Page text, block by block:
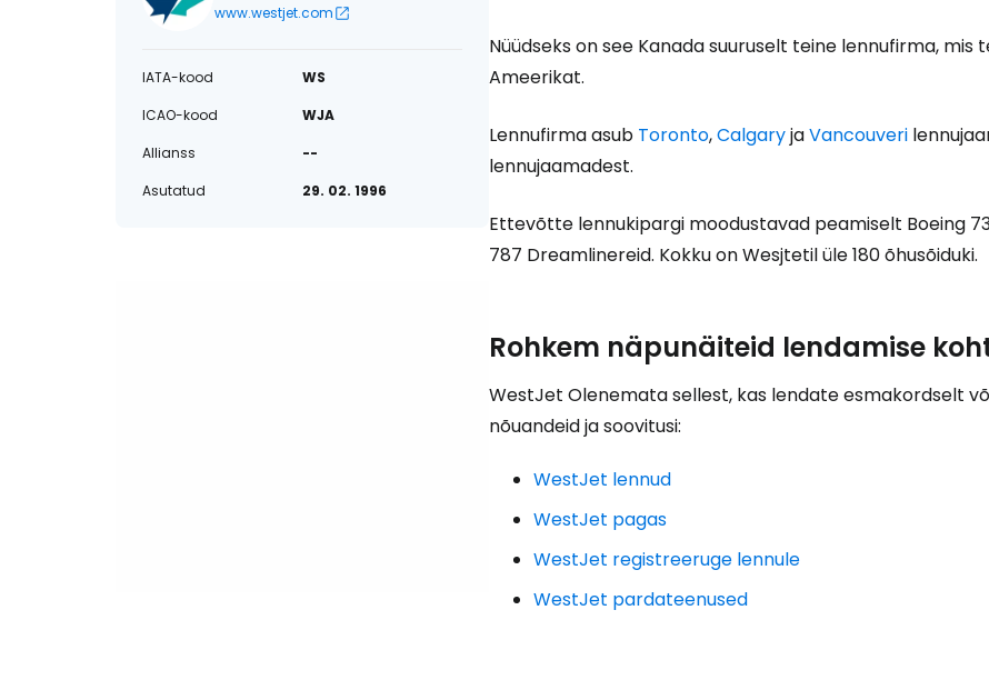
www.westjet.com
IATA-kood
WS
ICAO-kood
WJA
Allianss
--
Asutatud
29. 02. 1996
Nüüdseks on see Kanada suuruselt teine lennufirma,
Ameerikat.
Lennufirma asub Toronto,CalgaryjaVancouveri
lennujaamadest.
Ettevõtte lennukipargi moodustavad peamiselt Boeing
787 Dreamlinereid. Kokku on Wesjtetil üle 180 õhusõiduki.
Rohkem näpunäiteid lendamise
WestJet Olenemata sellest, kas lendate esmakordselt
nõuandeid ja soovitusi:
WestJet lennud
WestJet pagas
WestJet registreeruge lennule
WestJet pardateenused
Logi sisse
... ülemaailmne reisikogukond